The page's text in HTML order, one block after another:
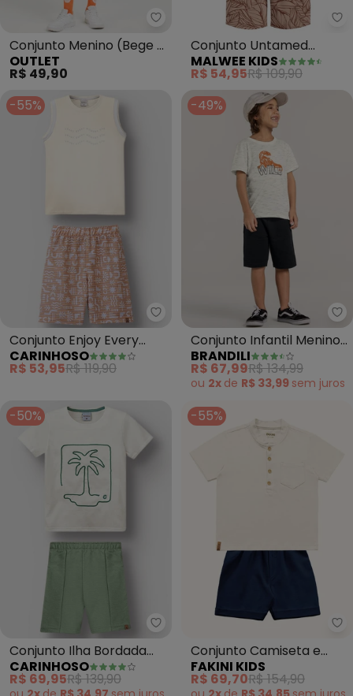
Outlet - Conjunto Menino
Conjunto Menino (Bege /
Chumbo)
OUTLET
R$ 49,90
Conjunto Untamed
Nature (Off White)
MALWEE KIDS
R$ 54,95R$ 109,90
-55%
Carinhoso - Conjunto Enjoy
Conjunto Enjoy Every
Moment (Off White)
CARINHOSO
R$ 53,95R$ 119,90
-49%
Conjunto Infantil Menino
(Bege)
BRANDILI
R$ 67,99R$ 134,99
ou 2x de R$ 33,99 sem juros
-50%
Carinhoso - Conjunto Ilha
Conjunto Ilha Bordada
Menino (Off White)
CARINHOSO
R$ 69,95R$ 139,90
-55%
Conjunto Camiseta e
Bermuda (Bege)
FAKINI KIDS
R$ 69,70R$ 154,90